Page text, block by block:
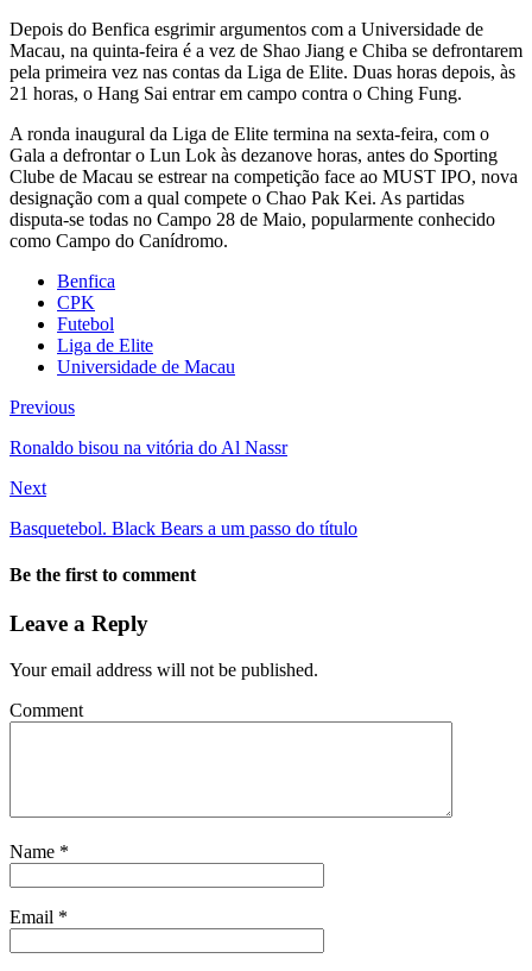
Depois do Benfica esgrimir argumentos com a Universidade de
Macau, na quinta-feira é a vez de Shao Jiang e Chiba se defrontarem
pela primeira vez nas contas da Liga de Elite. Duas horas depois, às
21 horas, o Hang Sai entrar em campo contra o Ching Fung.
A ronda inaugural da Liga de Elite termina na sexta-feira, com o
Gala a defrontar o Lun Lok às dezanove horas, antes do Sporting
Clube de Macau se estrear na competição face ao MUST IPO, nova
designação com a qual compete o Chao Pak Kei. As partidas
disputa-se todas no Campo 28 de Maio, popularmente conhecido
como Campo do Canídromo.
Benfica
CPK
Futebol
Liga de Elite
Universidade de Macau
Previous
Ronaldo bisou na vitória do Al Nassr
Next
Basquetebol. Black Bears a um passo do título
Be the first to comment
Leave a Reply
Your email address will not be published.
Comment
Name *
Email *